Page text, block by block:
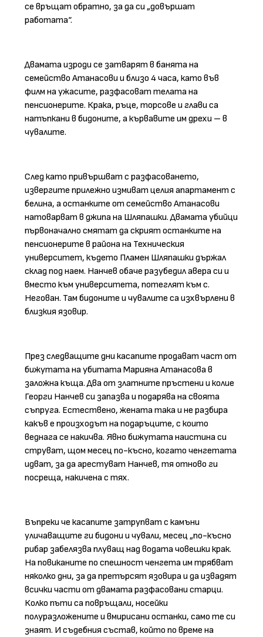
се връщат обратно, за да си „довършат
работата“.
Двамата изроди се затварят в банята на
семейство Атанасови и близо 4 часа, като във
филм на ужасите, разфасоват телата на
пенсионерите. Крака, ръце, торсове и глави са
натъпкани в бидоните, а кървавите им дрехи – в
чувалите.
След като привършват с разфасоването,
извергите прилежно измиват целия апартамент с
белина, а останките от семейство Атанасови
натоварват в джипа на Шляпашки. Двамата убийци
първоначално смятат да скрият останките на
пенсионерите в района на Техническия
университет, където Пламен Шляпашки държал
склад под наем. Нанчев обаче разубедил авера си и
вместо към университета, потеглят към с.
Негован. Там бидоните и чувалите са изхвърлени в
близкия язовир.
През следващите дни касапите продават част от
бижутата на убитата Марияна Атанасова в
заложна къща. Два от златните пръстени и колие
Георги Нанчев си запазва и подарява на своята
съпруга. Естествено, жената така и не разбира
какъв е произходът на подаръците, с които
веднага се накичва. Явно бижутата наистина си
струват, щом месец по-късно, когато ченгетата
идват, за да арестуват Нанчев, тя отново ги
посреща, накичена с тях.
Въпреки че касапите затрупват с камъни
уличаващите ги бидони и чували, месец „по-късно
рибар забелязва плуващ над водата човешки крак.
На повиканите по спешност ченгета им трябват
няколко дни, за да претърсят язовира и да извадят
всички части от двамата разфасовани старци.
Колко пъти са повръщали, носейки
полуразложените и вмирисани останки, само те си
знаят. И съдебния състав, който по време на